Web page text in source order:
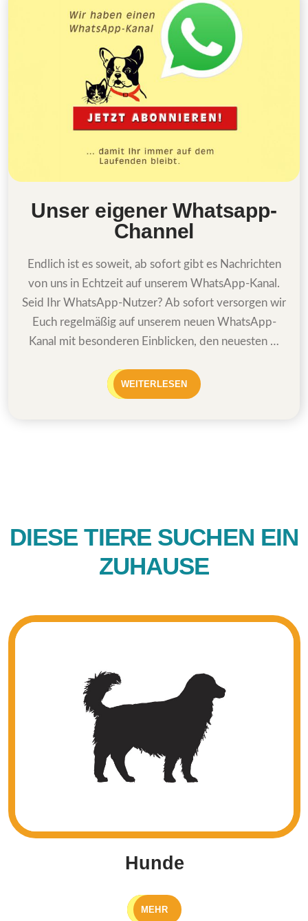
Unser eigener Whatsapp-
Channel
Endlich ist es soweit, ab sofort gibt es Nachrichten
von uns in Echtzeit auf unserem WhatsApp-Kanal.
Seid Ihr WhatsApp-Nutzer? Ab sofort versorgen wir
Euch regelmäßig auf unserem neuen WhatsApp-
Kanal mit besonderen Einblicken, den neuesten …
WEITERLESEN
DIESE TIERE SUCHEN EIN
ZUHAUSE
Hunde
MEHR